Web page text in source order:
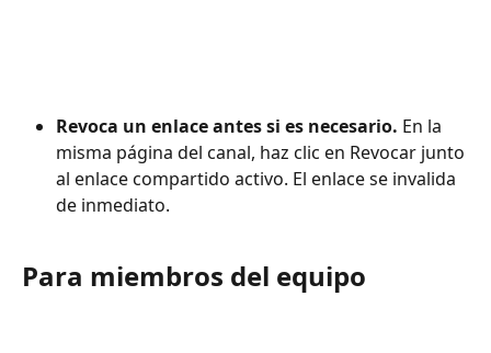
Revoca un enlace antes si es necesario. En la
misma página del canal, haz clic en Revocar junto
al enlace compartido activo. El enlace se invalida
de inmediato.
Para miembros del equipo